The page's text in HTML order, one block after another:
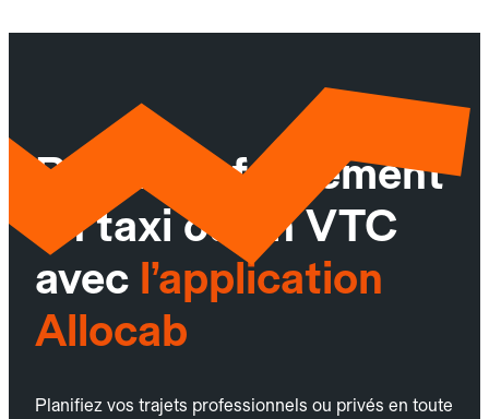
Réservez facilement
un taxi ou un VTC
avec l’application
Allocab
Planifiez vos trajets professionnels ou privés en toute